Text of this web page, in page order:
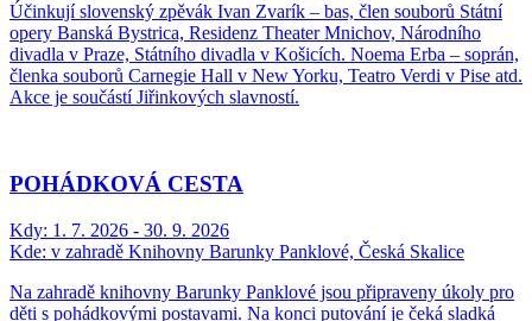
Účinkují slovenský zpěvák Ivan Zvarík – bas, člen souborů Státní
opery Banská Bystrica, Residenz Theater Mnichov, Národního
divadla v Praze, Státního divadla v Košicích. Noema Erba – soprán,
členka souborů Carnegie Hall v New Yorku, Teatro Verdi v Pise atd.
Akce je součástí Jiřinkových slavností.
POHÁDKOVÁ CESTA
Kdy: 1. 7. 2026 - 30. 9. 2026
Kde: v zahradě Knihovny Barunky Panklové, Česká Skalice
Na zahradě knihovny Barunky Panklové jsou připraveny úkoly pro
děti s pohádkovými postavami. Na konci putování je čeká sladká